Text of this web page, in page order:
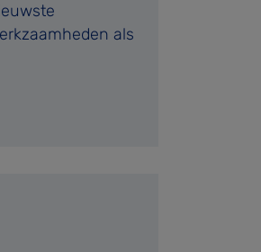
als